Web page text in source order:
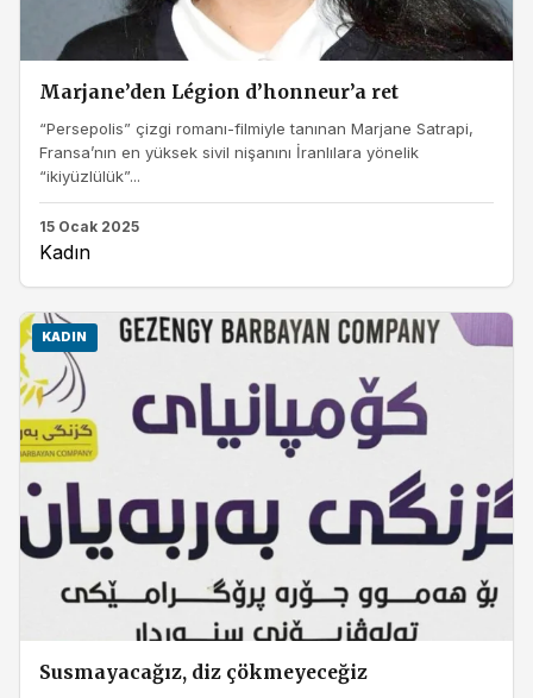
Marjane’den Légion d’honneur’a ret
“Persepolis” çizgi romanı-filmiyle tanınan Marjane Satrapi,
Fransa’nın en yüksek sivil nişanını İranlılara yönelik
“ikiyüzlülük”...
15 Ocak 2025
Kadın
KADIN
Susmayacağız, diz çökmeyeceğiz